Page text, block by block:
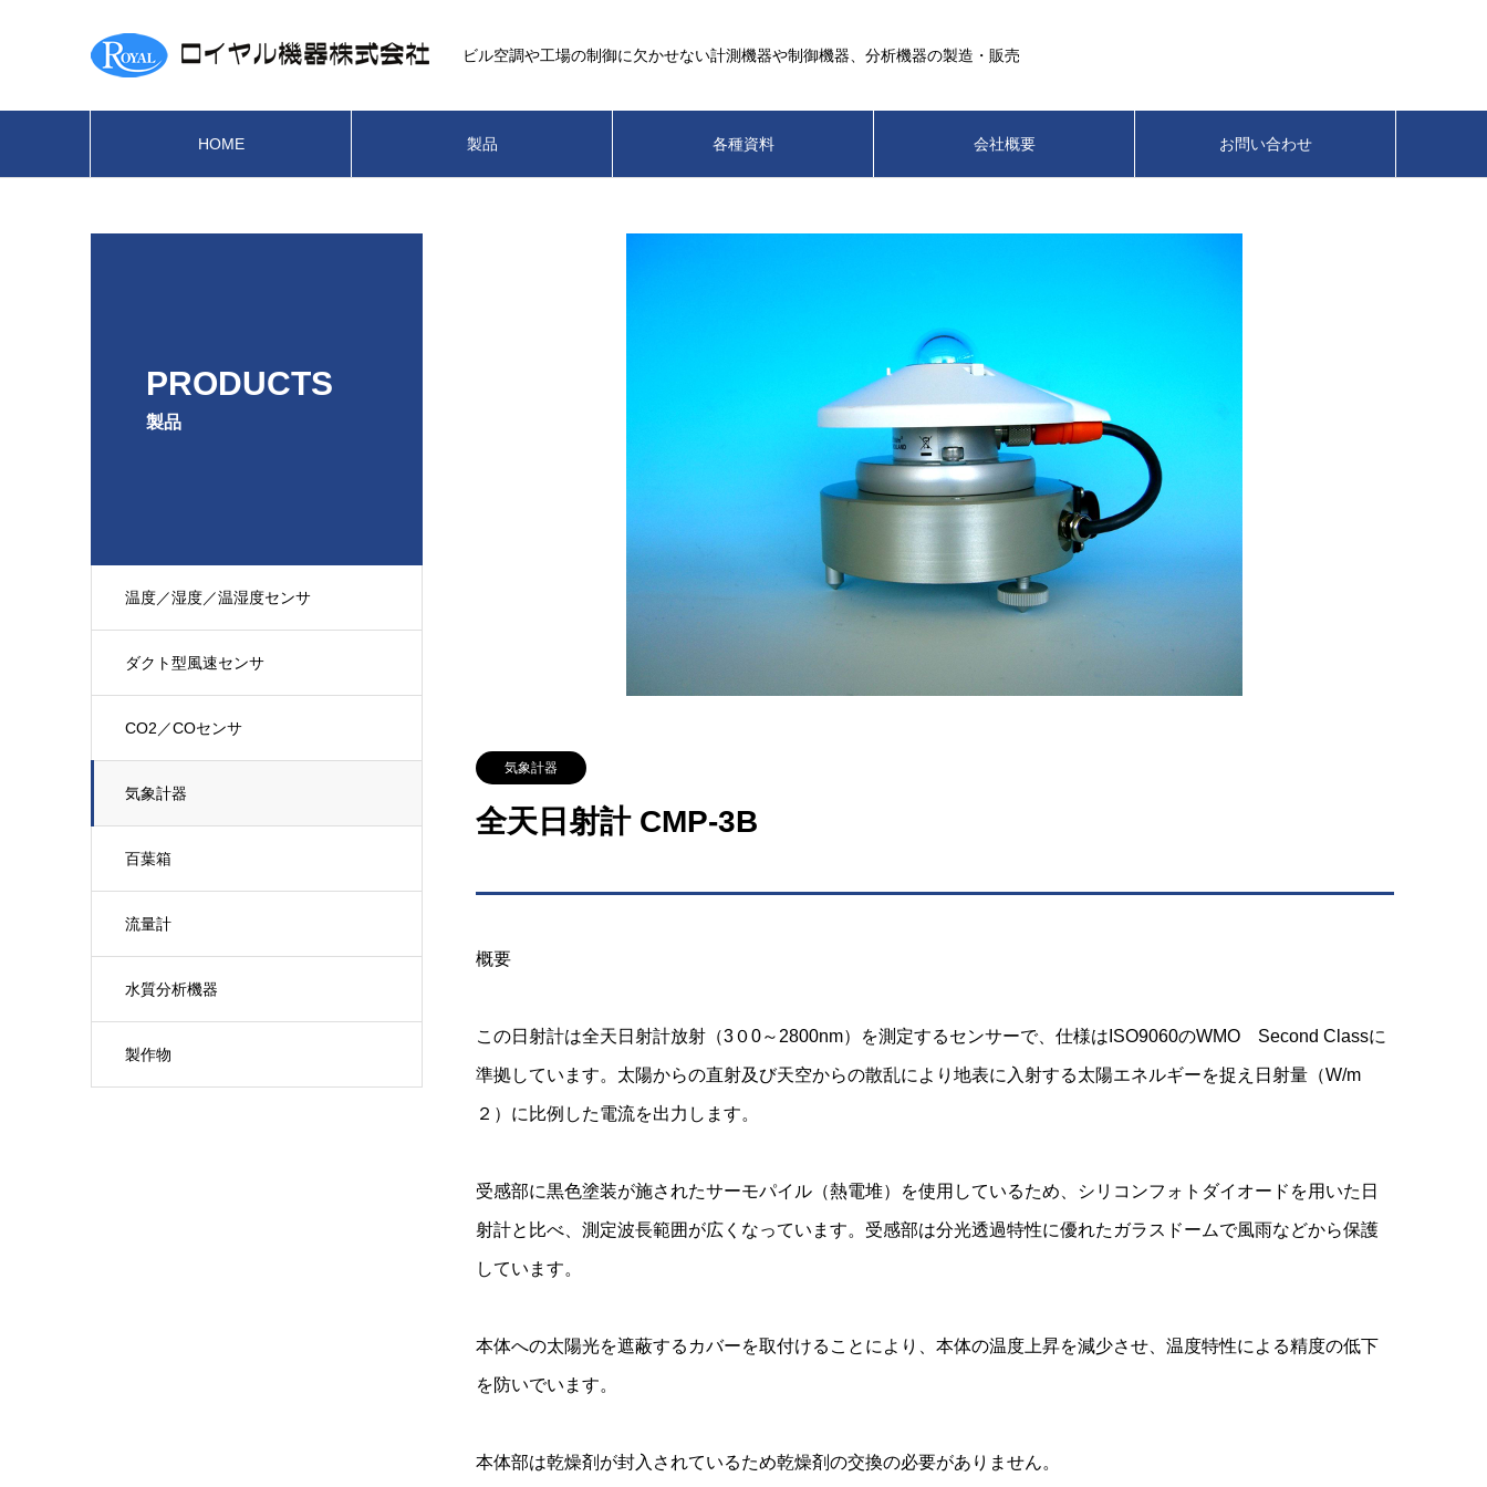
ビル空調や工場の制御に欠かせない計測機器や制御機器、分析機器の製造・販売
HOME 製品 各種資料 会社概要 お問い合わせ
PRODUCTS
製品
温度／湿度／温湿度センサ
ダクト型風速センサ
CO2／COセンサ
気象計器
百葉箱
流量計
水質分析機器
製作物
気象計器
全天日射計 CMP-3B
概要
この日射計は全天日射計放射（3０0～2800nm）を測定するセンサーで、仕様はISO9060のWMO Second Classに
準拠しています。太陽からの直射及び天空からの散乱により地表に入射する太陽エネルギーを捉え日射量（W/m
２）に比例した電流を出力します。
受感部に黒色塗装が施されたサーモパイル（熱電堆）を使用しているため、シリコンフォトダイオードを用いた日
射計と比べ、測定波長範囲が広くなっています。受感部は分光透過特性に優れたガラスドームで風雨などから保護
しています。
本体への太陽光を遮蔽するカバーを取付けることにより、本体の温度上昇を減少させ、温度特性による精度の低下
を防いでいます。
本体部は乾燥剤が封入されているため乾燥剤の交換の必要がありません。